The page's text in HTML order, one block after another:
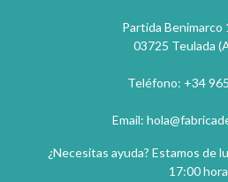
Partida Benimarco
03725 Teulada
Teléfono: +34
Email:
¿Necesitas ayuda? Estamos de
17:00